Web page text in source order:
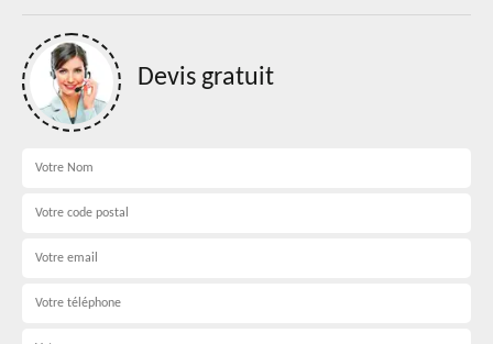
Devis gratuit